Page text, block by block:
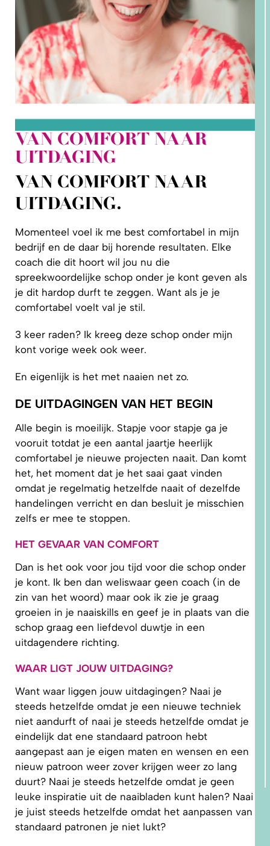
VAN COMFORT NAAR
UITDAGING
VAN COMFORT NAAR
UITDAGING.
Momenteel voel ik me best comfortabel in mijn
bedrijf en de daar bij horende resultaten. Elke
coach die dit hoort wil jou nu die
spreekwoordelijke schop onder je kont geven als
je dit hardop durft te zeggen. Want als je je
comfortabel voelt val je stil.
3 keer raden? Ik kreeg deze schop onder mijn
kont vorige week ook weer.
En eigenlijk is het met naaien net zo.
DE UITDAGINGEN VAN HET BEGIN
Alle begin is moeilijk. Stapje voor stapje ga je
vooruit totdat je een aantal jaartje heerlijk
comfortabel je nieuwe projecten naait. Dan komt
het, het moment dat je het saai gaat vinden
omdat je regelmatig hetzelfde naait of dezelfde
handelingen verricht en dan besluit je misschien
zelfs er mee te stoppen.
HET GEVAAR VAN COMFORT
Dan is het ook voor jou tijd voor die schop onder
je kont. Ik ben dan weliswaar geen coach (in de
zin van het woord) maar ook ik zie je graag
groeien in je naaiskills en geef je in plaats van die
schop graag een liefdevol duwtje in een
uitdagendere richting.
WAAR LIGT JOUW UITDAGING?
Want waar liggen jouw uitdagingen? Naai je
steeds hetzelfde omdat je een nieuwe techniek
niet aandurft of naai je steeds hetzelfde omdat je
eindelijk dat ene standaard patroon hebt
aangepast aan je eigen maten en wensen en een
nieuw patroon weer zover krijgen weer zo lang
duurt? Naai je steeds hetzelfde omdat je geen
leuke inspiratie uit de naaibladen kunt halen? Naai
je juist steeds hetzelfde omdat het aanpassen van
standaard patronen je niet lukt?
DAT LIGT
NIET AAN